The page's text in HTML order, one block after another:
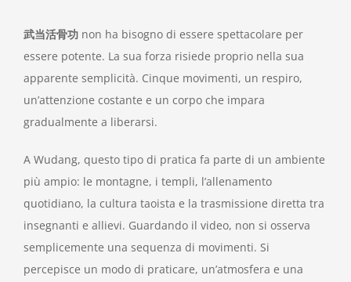
武当活骨功non ha bisogno di essere spettacolare per
essere potente. La sua forza risiede proprio nella sua
apparente semplicità. Cinque movimenti, un respiro,
un’attenzione costante e un corpo che impara
gradualmente a liberarsi.
A Wudang, questo tipo di pratica fa parte di un ambiente
più ampio: le montagne, i templi, l’allenamento
quotidiano, la cultura taoista e la trasmissione diretta tra
insegnanti e allievi. Guardando il video, non si osserva
semplicemente una sequenza di movimenti. Si
percepisce un modo di praticare, un’atmosfera e una